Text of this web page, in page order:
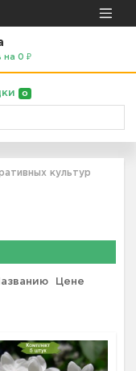
на 0 ₽
0
культур
Цене